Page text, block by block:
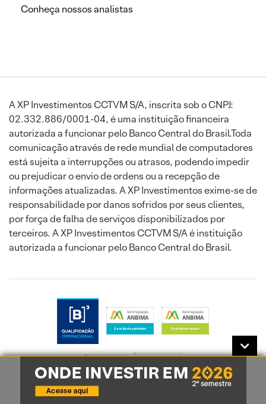
Conheça nossos analistas
A XP Investimentos CCTVM S/A, inscrita sob o CNPJ:
02.332.886/0001-04, é uma instituição financeira
autorizada a funcionar pelo Banco Central do Brasil.Toda
comunicação através de rede mundial de computadores
está sujeita a interrupções ou atrasos, podendo impedir
ou prejudicar o envio de ordens ou a recepção de
informações atualizadas. A XP Investimentos exime-se de
responsabilidade por danos sofridos por seus clientes,
por força de falha de serviços disponibilizados por
terceiros. A XP Investimentos CCTVM S/A é instituição
autorizada a funcionar pelo Banco Central do Brasil.